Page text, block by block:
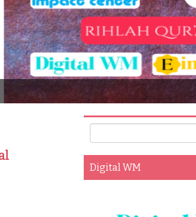
National Conference 2016
Digital WM